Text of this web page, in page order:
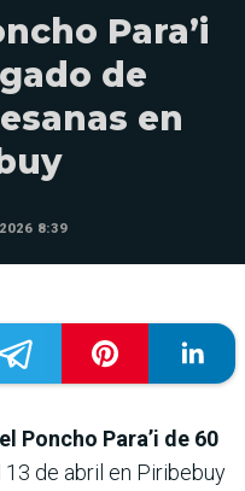
Para’i
de
en
8:39
Poncho Para’i de 60
de abril en Piribebuy